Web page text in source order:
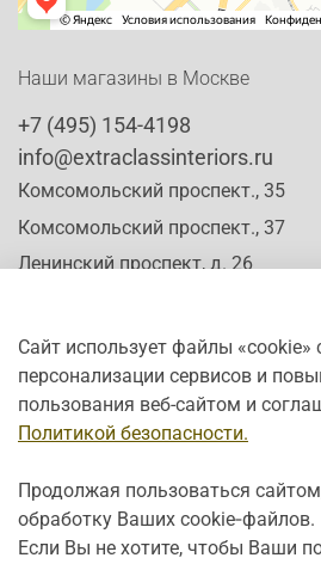
Наши магазины в Москве
+7 (495) 154-4198
info@extraclassinteriors.ru
Комсомольский проспект., 35
Комсомольский проспект., 37
Ленинский проспект, д. 26
Время работы:
Пн-Сб: c 10:00 - 20:00
Вс: с 12:00 - 19:00
Сайт использует файлы «cookie»
персонализации сервисов и
пользования веб-сайтом и
Политикой безопасности.
Продолжая пользоваться
обработку Ваших cookie‑файлов.
Если Вы не хотите, чтобы Ваши